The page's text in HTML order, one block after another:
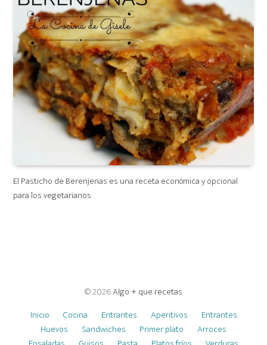
El Pasticho de Berenjenas es una receta económica y opcional
para los vegetarianos
© 2026Algo + que recetas
Inicio
Cocina Entrantes Aperitivos
Entrantes
Huevos
Sandwiches Primer plato
Arroces